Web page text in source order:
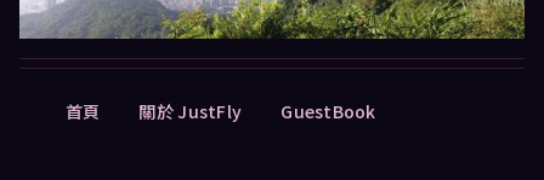
首頁 關於 JustFly GuestBook